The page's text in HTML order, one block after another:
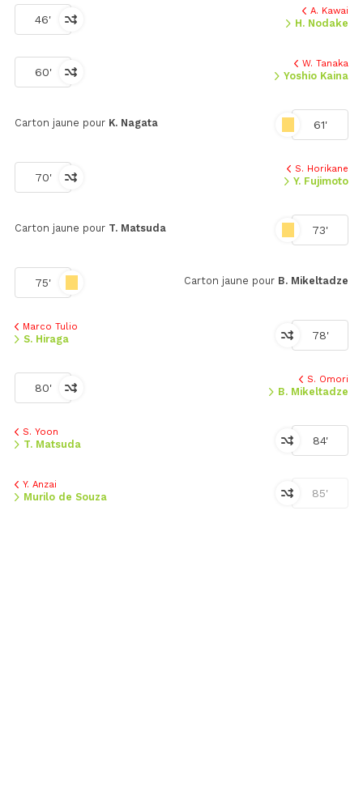
46'
A. Kawai
H. Nodake
60'
W. Tanaka
Yoshio Kaina
61'
Carton jaune pour K. Nagata
70'
S. Horikane
Y. Fujimoto
73'
Carton jaune pour T. Matsuda
75' Carton jaune pour B. Mikeltadze
78'
Marco Tulio
S. Hiraga
80'
S. Omori
B. Mikeltadze
84'
S. Yoon
T. Matsuda
85'
Y. Anzai
Murilo de Souza